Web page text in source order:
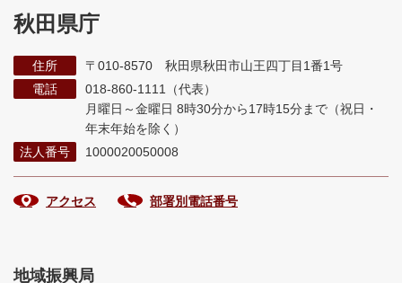
秋田県庁
住所
〒010-8570 秋田県秋田市山王四丁目1番1号
電話
018-860-1111（代表）
月曜日～金曜日 8時30分から17時15分まで （祝日・
年末年始を除く）
法人番号
1000020050008
アクセス 部署別電話番号
地域振興局